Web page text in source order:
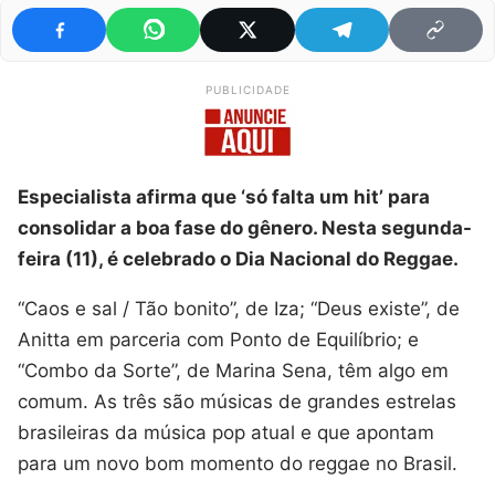
PUBLICIDADE
Especialista afirma que ‘só falta um hit’ para
consolidar a boa fase do gênero. Nesta segunda-
feira (11), é celebrado o Dia Nacional do Reggae.
“Caos e sal / Tão bonito”, de Iza; “Deus existe”, de
Anitta em parceria com Ponto de Equilíbrio; e
“Combo da Sorte”, de Marina Sena, têm algo em
comum. As três são músicas de grandes estrelas
brasileiras da música pop atual e que apontam
para um novo bom momento do reggae no Brasil.